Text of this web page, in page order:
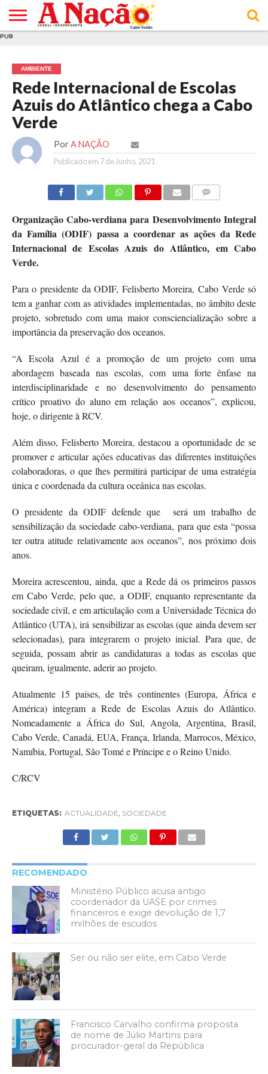
E DE
COOKIES
DE
UTILIZAÇÃO
PUB
AMBIENTE
Rede Internacional de Escolas
Azuis do Atlântico chega a Cabo
Verde
Por A NAÇÃO
Publicado em 7 de Junho, 2021
Organização Cabo-verdiana para Desenvolvimento Integral
da Família (ODIF) passa a coordenar as ações da Rede
Internacional de Escolas Azuis do Atlântico, em Cabo
Verde.
Para o presidente da ODIF, Felisberto Moreira, Cabo Verde só
tem a ganhar com as atividades implementadas, no âmbito deste
projeto, sobretudo com uma maior consciencialização sobre a
importância da preservação dos oceanos.
“A Escola Azul é a promoção de um projeto com uma
abordagem baseada nas escolas, com uma forte ênfase na
interdisciplinaridade e no desenvolvimento do pensamento
crítico proativo do aluno em relação aos oceanos”, explicou,
hoje, o dirigente à RCV.
Além disso, Felisberto Moreira, destacou a oportunidade de se
promover e articular ações educativas das diferentes instituições
colaboradoras, o que lhes permitirá participar de uma estratégia
única e coordenada da cultura oceânica nas escolas.
O presidente da ODIF defende que será um trabalho de
sensibilização da sociedade cabo-verdiana, para que esta “possa
ter outra atitude relativamente aos oceanos”, nos próximo dois
anos.
Moreira acrescentou, ainda, que a Rede dá os primeiros passos
em Cabo Verde, pelo que, a ODIF, enquanto representante da
sociedade civil, e em articulação com a Universidade Técnica do
Atlântico (UTA), irá sensibilizar as escolas (que ainda devem ser
selecionadas), para integrarem o projeto inicial. Para que, de
seguida, possam abrir as candidaturas a todas as escolas que
queiram, igualmente, aderir ao projeto.
Atualmente 15 países, de três continentes (Europa, África e
América) integram a Rede de Escolas Azuis do Atlântico.
Nomeadamente a África do Sul, Angola, Argentina, Brasil,
Cabo Verde, Canadá, EUA, França, Irlanda, Marrocos, México,
Namíbia, Portugal, São Tomé e Príncipe e o Reino Unido.
C/RCV
ETIQUETAS: ACTUALIDADE, SOCIEDADE
RECOMENDADO
Ministério Público acusa antigo
coordenador da UASE por crimes
financeiros e exige devolução de 1,7
milhões de escudos
Ser ou não ser elite, em Cabo Verde
Francisco Carvalho confirma proposta
de nome de Júlio Martins para
procurador-geral da República